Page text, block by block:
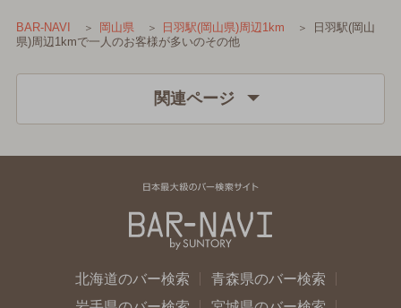
BAR-NAVI 岡山県 日羽駅(岡山県)周辺1km
日羽駅(岡山
県)周辺1kmで一人のお客様が多いのその他
関連ページ
北海道のバー検索
青森県のバー検索